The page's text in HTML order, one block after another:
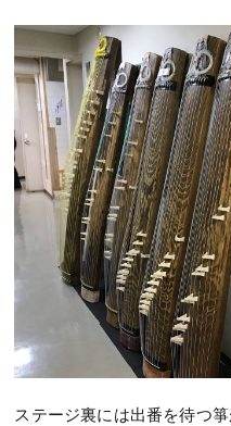
ステージ裏には出番を待つ